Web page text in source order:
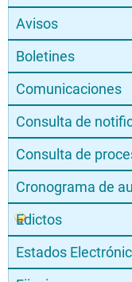
Avisos
Boletines
Comunicaciones
Consulta de
Consulta de
Cronograma de
Edictos
Estados